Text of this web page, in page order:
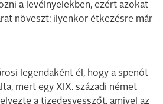
a levélnyelekben, ezért azokat
növeszt: ilyenkor étkezésre már
legendaként él, hogy a spenót
mert egy XIX. századi német
a tizedesvesszőt, amivel az